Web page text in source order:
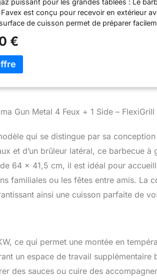
puissant pour les grandes tablées : Le
est conçu pour recevoir en extérieur
de cuisson permet de préparer
€
Gun Metal 4 Feux + 1 Side – FlexiGrill
qui se distingue par sa
et d’un brûleur latéral, ce barbecue
64 x 41,5 cm, il est idéal pour
familiales ou les fêtes entre amis. La
ainsi une cuisson parfaite de
ce qui permet une montée en
un espace de travail supplémentaire
des sauces ou cuire des